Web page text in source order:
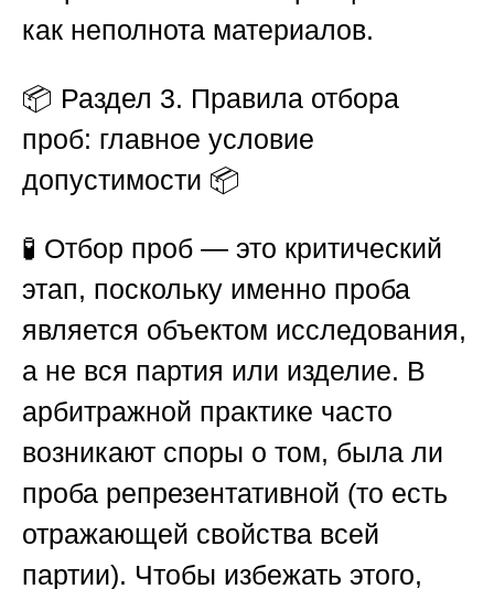
как неполнота материалов.
📦 Раздел 3. Правила отбора
проб: главное условие
допустимости 📦
🧪 Отбор проб — это критический
этап, поскольку именно проба
является объектом исследования,
а не вся партия или изделие. В
арбитражной практике часто
возникают споры о том, была ли
проба репрезентативной (то есть
отражающей свойства всей
партии). Чтобы избежать этого,